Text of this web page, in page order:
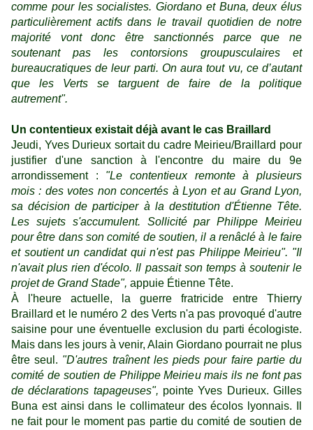
comme pour les socialistes. Giordano et Buna, deux élus
particulièrement actifs dans le travail quotidien de notre
majorité vont donc être sanctionnés parce que ne
soutenant pas les contorsions groupusculaires et
bureaucratiques de leur parti. On aura tout vu, ce d’autant
que les Verts se targuent de faire de la politique
autrement".
Un contentieux existait déjà avant le cas Braillard
Jeudi, Yves Durieux sortait du cadre Meirieu/Braillard pour
justifier d'une sanction à l'encontre du maire du 9e
arrondissement : "Le contentieux remonte à plusieurs
mois : des votes non concertés à Lyon et au Grand Lyon,
sa décision de participer à la destitution d'Étienne Tête.
Les sujets s'accumulent. Sollicité par Philippe Meirieu
pour être dans son comité de soutien, il a renâclé à le faire
et soutient un candidat qui n'est pas Philippe Meirieu". "Il
n'avait plus rien d'écolo. Il passait son temps à soutenir le
projet de Grand Stade", appuie Étienne Tête.
À l'heure actuelle, la guerre fratricide entre Thierry
Braillard et le numéro 2 des Verts n'a pas provoqué d'autre
saisine pour une éventuelle exclusion du parti écologiste.
Mais dans les jours à venir, Alain Giordano pourrait ne plus
être seul. "D'autres traînent les pieds pour faire partie du
comité de soutien de Philippe Meirieu mais ils ne font pas
de déclarations tapageuses", pointe Yves Durieux. Gilles
Buna est ainsi dans le collimateur des écolos lyonnais. Il
ne fait pour le moment pas partie du comité de soutien de